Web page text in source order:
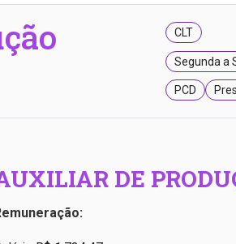
CLT
Segunda a
PCD
DE